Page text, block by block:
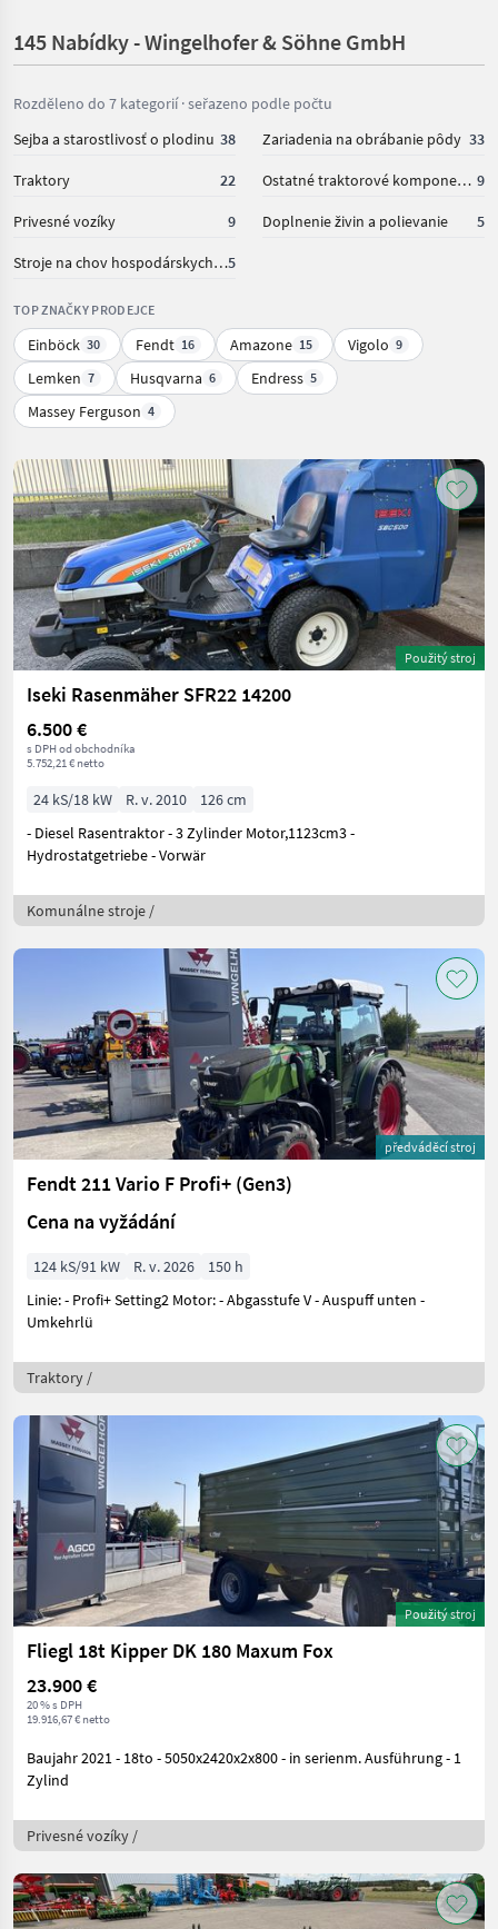
145 Nabídky - Wingelhofer & Söhne GmbH
Rozděleno do 7 kategorií · seřazeno podle počtu
Sejba a starostlivosť o plodinu 38 Zariadenia na obrábanie pôdy 33
Traktory 22 Ostatné traktorové komponenty 9
Privesné vozíky 9 Doplnenie živin a polievanie 5
Stroje na chov hospodárskych zvierat5
TOP ZNAČKY PRODEJCE
Einböck 30 Fendt 16 Amazone 15 Vigolo 9
Lemken 7 Husqvarna 6 Endress 5
Massey Ferguson 4
Použitý stroj
Iseki Rasenmäher SFR22 14200
6.500 €
s DPH od obchodníka
5.752,21 € netto
24 kS/18 kW R. v. 2010
126 cm
- Diesel Rasentraktor - 3 Zylinder Motor,1123cm3 -
Hydrostatgetriebe - Vorwär
Komunálne stroje /
předváděcí stroj
Fendt 211 Vario F Profi+ (Gen3)
Cena na vyžádání
124 kS/91 kW R. v. 2026
150 h
Linie: - Profi+ Setting2 Motor: - Abgasstufe V - Auspuff unten -
Umkehrlü
Traktory /
Použitý stroj
Fliegl 18t Kipper DK 180 Maxum Fox
23.900 €
20 % s DPH
19.916,67 € netto
Baujahr 2021 - 18to - 5050x2420x2x800 - in serienm. Ausführung - 1
Zylind
Privesné vozíky /